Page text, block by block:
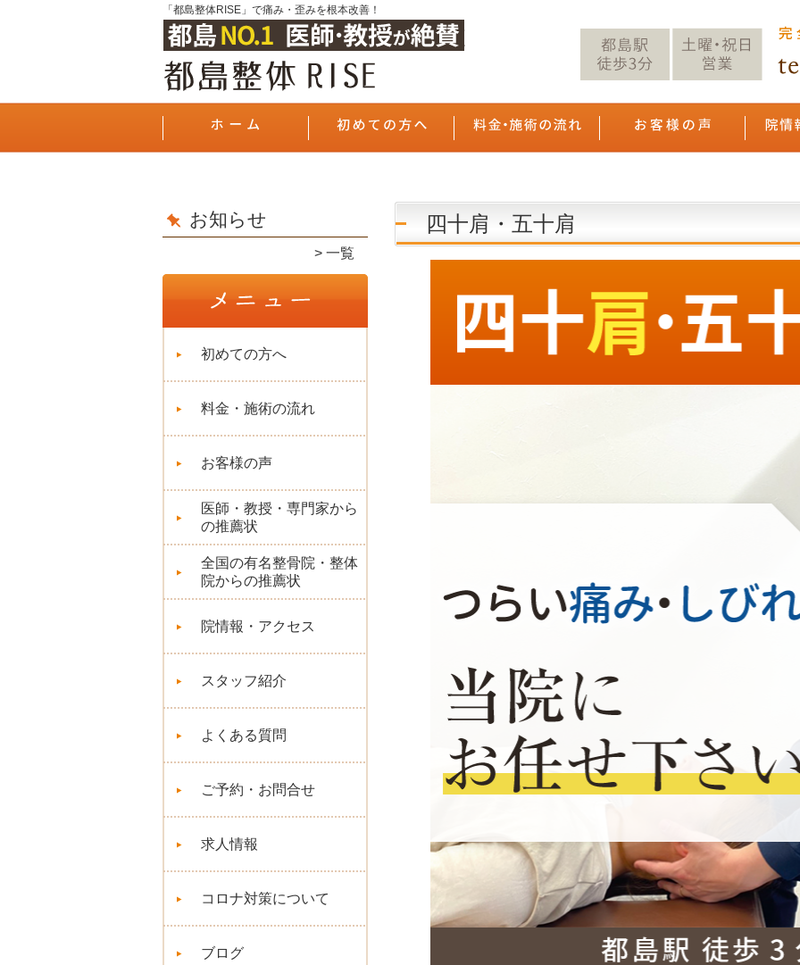
「都島整体RISE」で痛み・歪みを根本改善！
お知らせ
一覧
初めての方へ
料金・施術の流れ
お客様の声
医師・教授・専門家から
の推薦状
全国の有名整骨院・整体
院からの推薦状
院情報・アクセス
スタッフ紹介
よくある質問
ご予約・お問合せ
求人情報
コロナ対策について
ブログ
四十肩・五十肩